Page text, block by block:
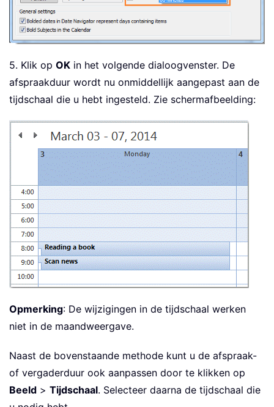
5. Klik op OK in het volgende dialoogvenster. De
afspraakduur wordt nu onmiddellijk aangepast aan de
tijdschaal die u hebt ingesteld. Zie schermafbeelding:
Opmerking: De wijzigingen in de tijdschaal werken
niet in de maandweergave.
Naast de bovenstaande methode kunt u de afspraak-
of vergaderduur ook aanpassen door te klikken op
Beeld > Tijdschaal. Selecteer daarna de tijdschaal die